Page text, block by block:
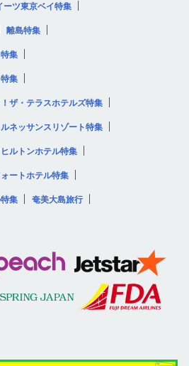
ーツ東京ベイ特集
離島特集
集
集
ザ・テラスホテルズ特集
ネッサンスリゾート特集
ルトンホテル特集
ートホテル特集
集 奄美大島旅行